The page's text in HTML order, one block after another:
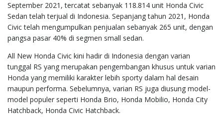
September 2021, tercatat sebanyak 118.814 unit Honda Civic
Sedan telah terjual di Indonesia. Sepanjang tahun 2021, Honda
Civic telah mengumpulkan penjualan sebanyak 265 unit, dengan
pangsa pasar 40% di segmen small sedan.
All New Honda Civic kini hadir di Indonesia dengan varian
tunggal RS yang merupakan pengembangan khusus untuk varian
Honda yang memiliki karakter lebih sporty dalam hal desain
maupun performa. Sebelumnya, varian RS juga diusung model-
model populer seperti Honda Brio, Honda Mobilio, Honda City
Hatchback, Honda Civic Hatchback.